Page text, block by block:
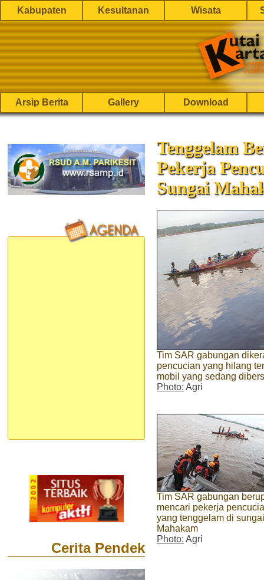
Kabupaten Kesultanan Wisata
Arsip Berita Gallery Download
Cerita Pendek
Tenggelam
Pekerja
Sungai
Tim SAR gabungan
pencucian yang hilang
mobil yang sedang
Photo: Agri
Tim SAR gabungan
mencari pekerja
yang tenggelam di sungai
Mahakam
Photo: Agri